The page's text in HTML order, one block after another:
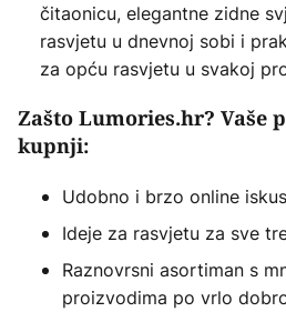
čitaonicu, elegantne zidne
rasvjetu u dnevnoj sobi i
za opću rasvjetu u svakoj
Zašto Lumories.hr? Vaše
kupnji:
Udobno i brzo online
Ideje za rasvjetu za sve
Raznovrsni asortiman s
proizvodima po vrlo